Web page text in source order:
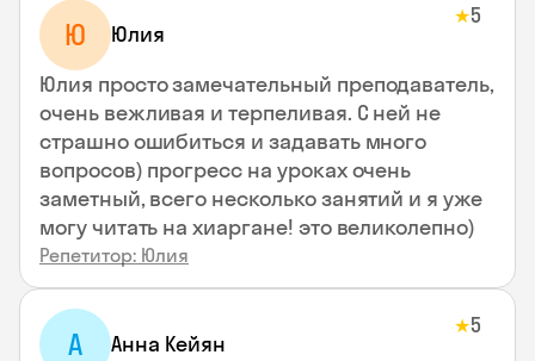
Ю Юлия
★5
Юлия просто замечательный преподаватель,
очень вежливая и терпеливая. С ней не
страшно ошибиться и задавать много
вопросов) прогресс на уроках очень
заметный, всего несколько занятий и я уже
могу читать на хиаргане! это великолепно)
Репетитор: Юлия
А Анна Кейян
★5